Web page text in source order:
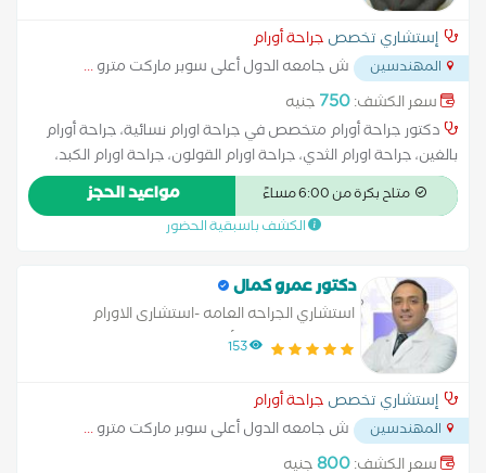
إستشاري تخصص جراحة أورام
المهندسين ش جامعه الدول أعلى سوبر ماركت مترو...
سعر الكشف:750 جنيه
دكتور جراحة أورام متخصص في جراحة اورام نسائية، جراحة أورام
بالغين، جراحة اورام الثدي، جراحة اورام القولون، جراحة اورام الكبد،
جراحة اورام الرئة، جراحة اورام اطفال، جراحة اورام البروستاتا و جراحة
اورام المعدةمتاح بكرة من 6:00 مساءً مواعيد الحجز
الكشف باسبقية الحضور
دكتور عمرو كمال
استشاري الجراحه العامه -استشارى الاورام
والمناظير -معهد الأورام القومي جامعه القاهرة
153
إستشاري تخصص جراحة أورام
المهندسين ش جامعه الدول أعلى سوبر ماركت مترو...
سعر الكشف:800جنيه